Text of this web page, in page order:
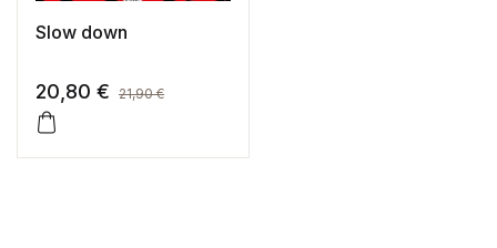
Slow down
20,80 € 21,90€